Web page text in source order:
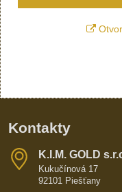
Kontakty
K​​.I​​.M​​. GOLD
Kukučínová 17
92101 Piešťany